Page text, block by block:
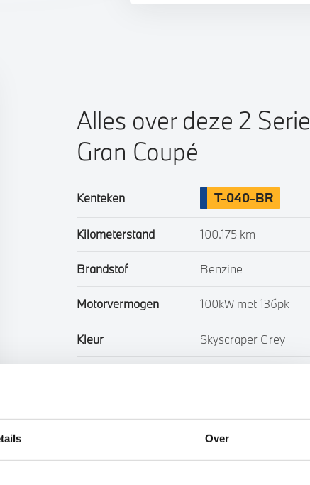
Over
Alles over deze 2 Serie
Gran Coupé
Kenteken T-040-BR
Kilometerstand 100.175 km
Brandstof Benzine
Motorvermogen 100kW met 136pk
Kleur Skyscraper Grey